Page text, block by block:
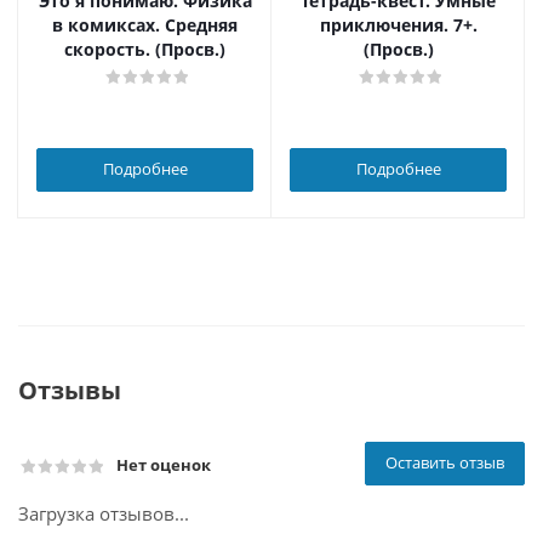
в комиксах. Средняя
скорость. (Просв.)
Подробнее
приключения. 7+.
(Просв.)
Подробнее
Отзывы
Нет оценок Оставить отзыв
Загрузка отзывов...